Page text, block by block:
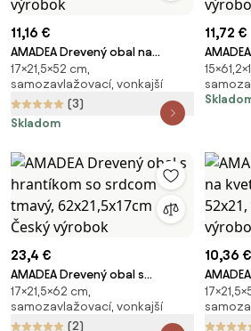
11,16 €
AMADEA Drevený obal na
kvetináč so srdcom,
52x21,5x17cm Český výrobok
17×21,5×52 cm,
samozavlažovací, vonkajší
(3)
Skladom
11,72 €
23,4 €
AMADEA Drevený obal s
hrantíkom so srdcom tmavý,
62x21,5x17cm Český výrobok
17×21,5×62 cm,
samozavlažovací, vonkajší
(2)
10,36 €